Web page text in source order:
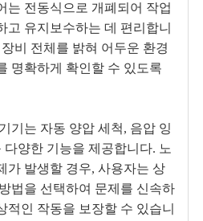
는 전동식으로 개폐되어 작업
고 유지보수하는 데 편리합니
비 전체를 밝혀 어두운 환경
명확하게 확인할 수 있도록
기는 자동 양압 세척, 음압 잉
다양한 기능을 제공합니다. 노
가 발생할 경우, 사용자는 상
법을 선택하여 문제를 신속하
적인 작동을 보장할 수 있습니